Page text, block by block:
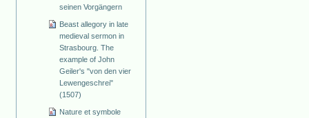
seinen Vorgängern
Beast allegory in late
medieval sermon in
Strasbourg. The
example of John
Geiler's "von den vier
Lewengeschrei"
(1507)
Nature et symbole